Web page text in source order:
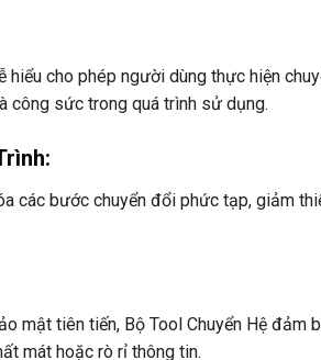
hiểu cho phép người dùng thực hiện
công sức trong quá trình sử dụng.
:
các bước chuyển đổi phức tạp, giảm
mật tiên tiến, Bộ Tool Chuyển Hệ
mát hoặc rò rỉ thông tin.